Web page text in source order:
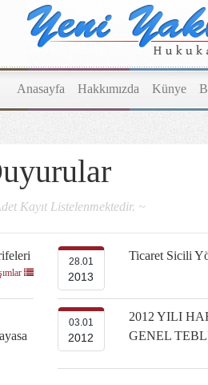
Anasayfa Hakkımızda Künye
Kayıt Listelenmektedir. ~
28.01
2013
Ticaret Sicili
03.01
2012
2012 YILI
GENEL